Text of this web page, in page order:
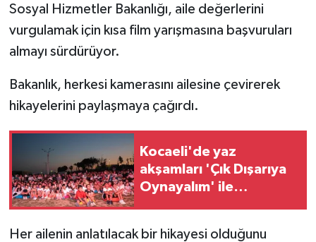
Sosyal Hizmetler Bakanlığı, aile değerlerini
vurgulamak için kısa film yarışmasına başvuruları
almayı sürdürüyor.
Bakanlık, herkesi kamerasını ailesine çevirerek
hikayelerini paylaşmaya çağırdı.
Kocaeli'de yaz
akşamları 'Çık Dışarıya
Oynayalım' ile
Her ailenin anlatılacak bir hikayesi olduğunu